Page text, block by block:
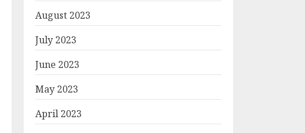
August 2023
July 2023
June 2023
May 2023
April 2023